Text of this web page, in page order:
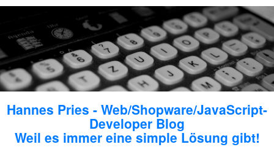
Hannes Pries - Web/Shopware/JavaScript-
Developer Blog
Weil es immer eine simple Lösung gibt!